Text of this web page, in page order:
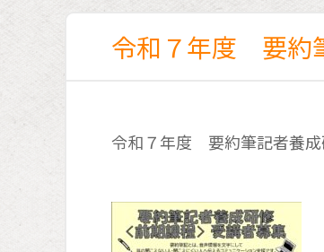
令和７年度 要約
令和７年度 要約筆記者養成